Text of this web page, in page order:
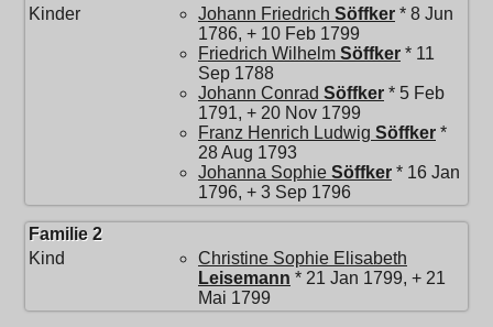
Kinder
Johann Friedrich Söffker * 8 Jun
1786, + 10 Feb 1799
Friedrich Wilhelm Söffker * 11
Sep 1788
Johann Conrad Söffker * 5 Feb
1791, + 20 Nov 1799
Franz Henrich Ludwig Söffker *
28 Aug 1793
Johanna Sophie Söffker * 16 Jan
1796, + 3 Sep 1796
Familie 2
Kind
Christine Sophie Elisabeth
Leisemann * 21 Jan 1799, + 21
Mai 1799